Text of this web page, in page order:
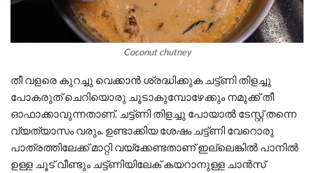
Coconut chutney
തീ വളരെ കുറച്ചു വെക്കാൻ ശ്രദ്ധിക്കുക ചട്ട്ണി തിളച്ചു
പോകരുത് ചെറിയൊരു ചൂടാകുമ്പോഴേക്കും നമുക്ക് തീ
ഓഫാക്കാവുന്നതാണ്. ചട്ട്ണി തിളച്ചു പോയാൽ ടേസ്റ്റ് തന്നെ
വ്യത്യാസം വരും. ഉണ്ടാക്കിയ ശേഷം ചട്ട്ണി വേറൊരു
പാത്രത്തിലേക്ക് മാറ്റി വയ്ക്കേണ്ടതാണ് ഇല്ലെങ്കിൽ പാനിൽ
ഉള്ള ചൂട് വീണ്ടും ചട്ട്ണിയിലേക് കയറാനുള്ള ചാൻസ്